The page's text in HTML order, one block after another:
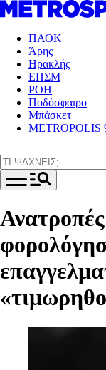
ΠΑΟΚ
Άρης
Ηρακλής
ΕΠΣΜ
ΡΟΗ
Ποδόσφαιρο
Μπάσκετ
METROPOLIS